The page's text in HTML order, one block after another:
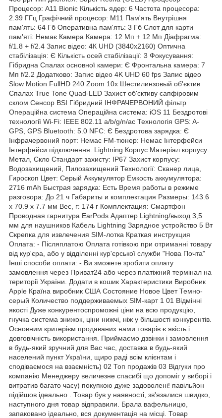
Процесор: A11 Bionic Кількість ядер: 6 Частота процесора:
2.39 ГГц Графічний процесор: M11 Пам'ять Внутрішня
пам'ять: 64 Гб Оперативна пам'ять: 3 Гб Слот для карти
пам'яті: Немає Камера Камера: 12 Мп + 12 Мп Діафрагма:
f/1.8 + f/2.4 Запис відео: 4К UHD (3840x2160) Оптична
стабілізація: Є Кількість осей стабілізації: 3 Фокусування:
Гібридна Спалах основної камери: Є Фронтальна камера: 7
Мп f/2.2 Додатково: Запис відео 4K UHD 60 fps Запис відео
Slow Motion FullHD 240 Zoom 10x Шестилинзовый об'єктив
Спалах True Tone Quad-LED Захист об'єктиву сапфіровим
склом Сенсор BSI Гібридний ІНФРАЧЕРВОНИЙ фільтр
Операційна система Операційна система: iOS 11 Бездротові
технології Wi-Fi: IEEE 802.11 a/b/g/n/ac Технологія GPS: A-
GPS, GPS Bluetooth: 5.0 NFC: Є Бездротова зарядка: Є
Інфрачервоний порт: Немає FM-тюнер: Немає Інтерфейси
Інтерфейси підключення: Lightning Корпус Матеріал корпусу:
Метал, Скло Стандарт захисту: IP67 Захист корпусу:
Водозахищений, Пилозахищений Технології: Сканер лица,
Гироскоп Цвет: Серый Аккумулятор Емкость аккумулятора:
2716 mAh Быстрая зарядка: Есть Время работы в режиме
разговора: До 21 ч Габариты и комплектация Размеры: 143.6
х 70.9 х 7.7 мм Вес, г: 174 г Комплектация: Смартфон
Проводная гарнитура EarPods Адаптер Lightning/выход 3,5
мм для наушников Кабель Lightning Зарядное устройство 5 Вт
Скрепка для извлечения SIM-лотка Краткая инструкция
Оплата: - Післяплатою Оплата готівкою при отриманні товару
від кур'єра, або у відділенні кур'єрської служби "Нова Почта"
Інші способи оплати: - Ви зможете зробити оплату
замовлення через Приват24 або через платіжний термінал на
території України. Додати в кошик Характеристики Виробник
Apple Країна виробник США Состояние Новое Цвет Темно-
серый Количество поддерживаемых SIM-карт 1 01 Відмінні
якості Дуже конкурентоспроможні ціни на всю продукцію,
гнучка система знижок, ціни нижчі, ніж у більшості конкурентів.
Основним критерієм продаваних нами товарів є якість і
довговічність використання. Приймаємо дзвінки і замовлення
в будь-який зручний для Вас час, доставка в будь-який
населений пункт України, щиро раді всім клієнтам і
сподіваємося на взаємність) 02 Топ продажів 03 Відгуки про
компанію Менеджеру величезне спасибі що допоміг у виборі і
витратив багато часу) покупкою дуже задоволені! павільйон
підійшов ідеально . Товар був у наявності, зв'язалися швидко,
наступного дня товар відправили. Брала вафельницю,
запаковано ідеально, вся документація на місці. Товар